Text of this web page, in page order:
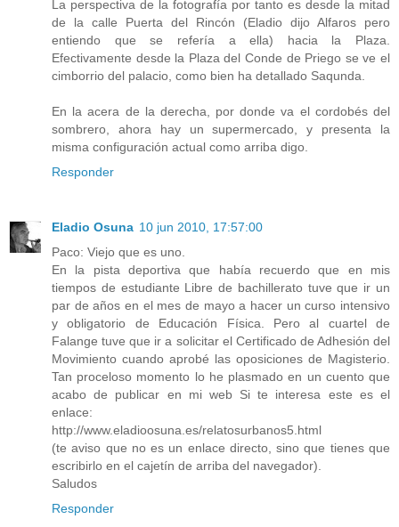
La perspectiva de la fotografía por tanto es desde la mitad
de la calle Puerta del Rincón (Eladio dijo Alfaros pero
entiendo que se refería a ella) hacia la Plaza.
Efectivamente desde la Plaza del Conde de Priego se ve el
cimborrio del palacio, como bien ha detallado Saqunda.
En la acera de la derecha, por donde va el cordobés del
sombrero, ahora hay un supermercado, y presenta la
misma configuración actual como arriba digo.
Responder
Eladio Osuna 10 jun 2010, 17:57:00
Paco: Viejo que es uno.
En la pista deportiva que había recuerdo que en mis
tiempos de estudiante Libre de bachillerato tuve que ir un
par de años en el mes de mayo a hacer un curso intensivo
y obligatorio de Educación Física. Pero al cuartel de
Falange tuve que ir a solicitar el Certificado de Adhesión del
Movimiento cuando aprobé las oposiciones de Magisterio.
Tan proceloso momento lo he plasmado en un cuento que
acabo de publicar en mi web Si te interesa este es el
enlace:
http://www.eladioosuna.es/relatosurbanos5.html
(te aviso que no es un enlace directo, sino que tienes que
escribirlo en el cajetín de arriba del navegador).
Saludos
Responder